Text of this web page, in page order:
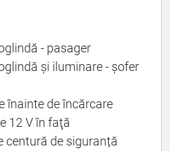
- pasager
și iluminare - şofer
înainte de încărcare
12 V în faţă
centură de siguranță